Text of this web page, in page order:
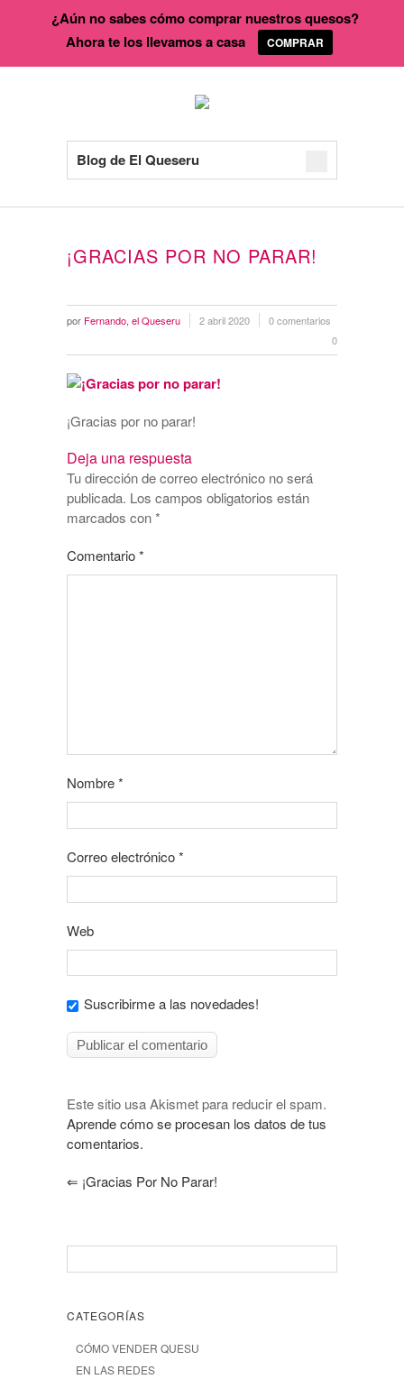
Blog de El Queseru
¡GRACIAS POR NO PARAR!
por Fernando, el Queseru 2 abril 2020
0 comentarios
0
¡Gracias por no parar!
Deja una respuesta
Tu dirección de correo electrónico no será
publicada. Los campos obligatorios están
marcados con*
Comentario*
Nombre*
Correo electrónico*
Web
Suscribirme a las novedades!
Este sitio usa Akismet para reducir el spam.
Aprende cómo se procesan los datos de tus
comentarios.
⇐ ¡Gracias Por No Parar!
CATEGORÍAS
CÓMO VENDER QUESU
EN LAS REDES
¿Aún no sabes cómo comprar nuestros quesos?
Ahora te los llevamos a casa
COMPRAR